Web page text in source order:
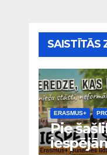
SAISTĪTĀS
ERASMUS+
Pie